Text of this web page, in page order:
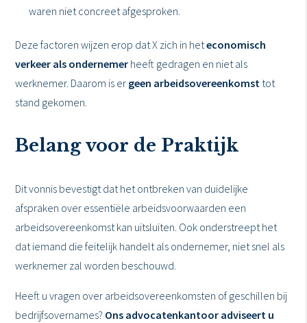
waren niet concreet afgesproken.
Deze factoren wijzen erop dat X zich in heteconomisch
verkeer als ondernemer heeft gedragen en niet als
werknemer. Daarom is er geen arbeidsovereenkomst tot
stand gekomen.
Belang voor de Praktijk
Dit vonnis bevestigt dat het ontbreken van duidelijke
afspraken over essentiële arbeidsvoorwaarden een
arbeidsovereenkomst kan uitsluiten. Ook onderstreept het
dat iemand die feitelijk handelt als ondernemer, niet snel als
werknemer zal worden beschouwd.
Heeft u vragen over arbeidsovereenkomsten of geschillen bij
bedrijfsovernames? Ons advocatenkantoor adviseert u